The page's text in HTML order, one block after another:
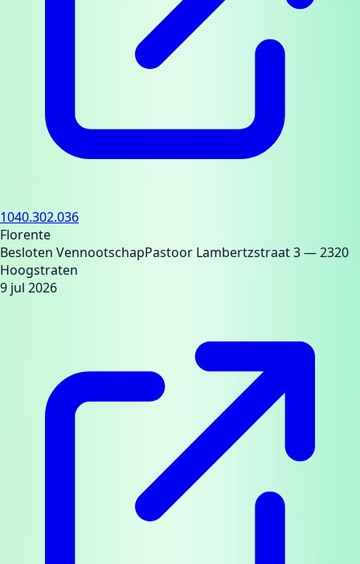
1040.302.036
Florente
Besloten VennootschapPastoor Lambertzstraat 3— 2320
Hoogstraten
9 jul 2026